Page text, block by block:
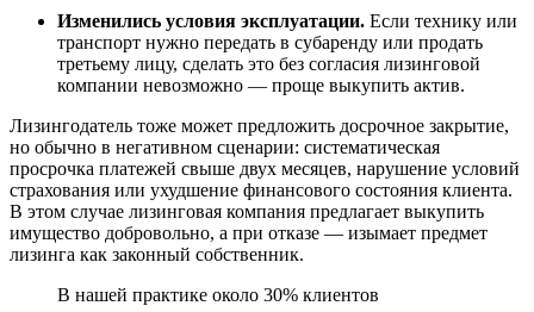
Изменились условия эксплуатации. Если технику или
транспорт нужно передать в субаренду или продать
третьему лицу, сделать это без согласия лизинговой
компании невозможно — проще выкупить актив.
Лизингодатель тоже может предложить досрочное закрытие,
но обычно в негативном сценарии: систематическая
просрочка платежей свыше двух месяцев, нарушение условий
страхования или ухудшение финансового состояния клиента.
В этом случае лизинговая компания предлагает выкупить
имущество добровольно, а при отказе — изымает предмет
лизинга как законный собственник.
В нашей практике около 30% клиентов